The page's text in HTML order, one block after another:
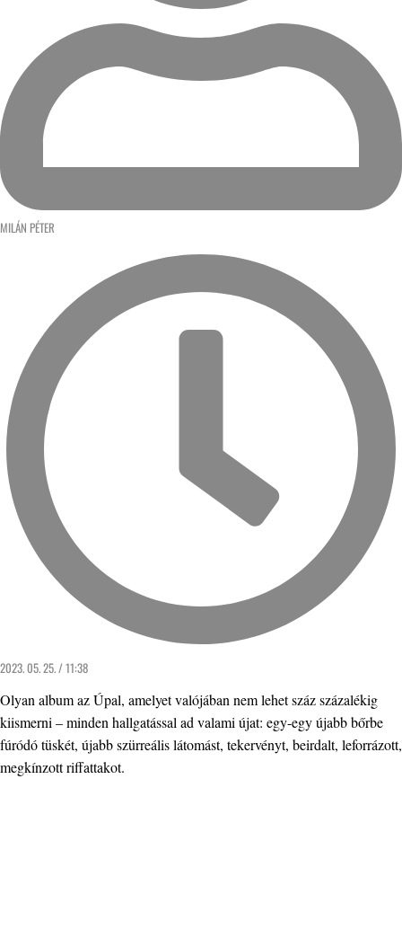
MILÁN PÉTER
2023. 05. 25. / 11:38
Olyan album az Úpal, amelyet valójában nem lehet száz százalékig
kiismerni – minden hallgatással ad valami újat: egy-egy újabb bőrbe
fúródó tüskét, újabb szürreális látomást, tekervényt, beirdalt, leforrázott,
megkínzott riffattakot.